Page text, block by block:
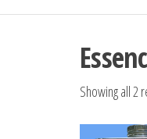
Showing all 2